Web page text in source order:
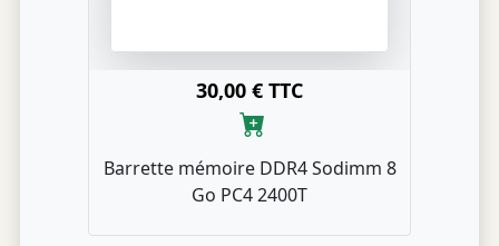
30,00 € TTC
Barrette mémoire DDR4 Sodimm 8
Go PC4 2400T